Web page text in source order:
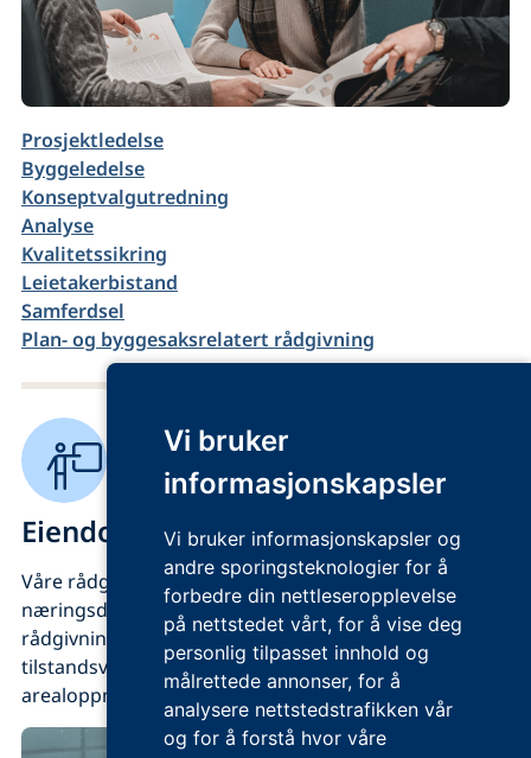
Vi bruker
informasjonskapsler
Vi bruker informasjonskapsler og
andre sporingsteknologier for å
forbedre din nettleseropplevelse
på nettstedet vårt, for å vise deg
personlig tilpasset innhold og
målrettede annonser, for å
analysere nettstedstrafikken vår
og for å forstå hvor våre
Prosjektledelse
Byggeledelse
Konseptvalgutredning
Analyse
Kvalitetssikring
Leietakerbistand
Samferdsel
Plan- og byggesaksrelatert rådgivning
Eiendomsrådgivning
Våre rådgivere bistår boligselskaper og
næringsdrivende med et bredt spekter av
rådgivningstjenester innen verdi- og
tilstandsvurdering, leietakers vedlikeholdsplikt og
arealoppmåling.